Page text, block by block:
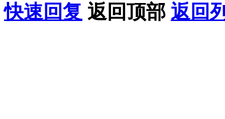
快速回复 返回顶部 返回